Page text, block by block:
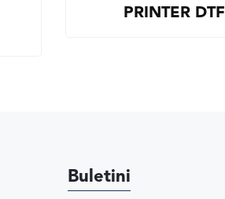
PRINTER DTF
Buletini